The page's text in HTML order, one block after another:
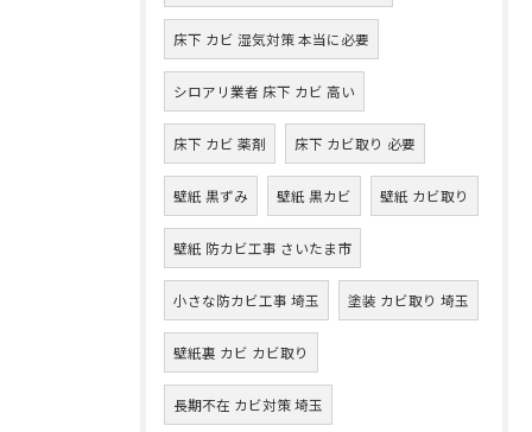
床下 カビ 湿気対策 本当に必要
シロアリ業者 床下 カビ 高い
床下 カビ 薬剤 床下 カビ取り 必要
壁紙 黒ずみ 壁紙 黒カビ 壁紙 カビ取り
壁紙 防カビ工事 さいたま市
小さな防カビ工事 埼玉 塗装 カビ取り 埼玉
壁紙裏 カビ カビ取り
長期不在 カビ対策 埼玉